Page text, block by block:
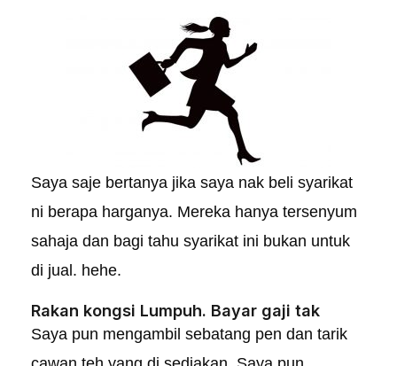
Saya saje bertanya jika saya nak beli syarikat
ni berapa harganya. Mereka hanya tersenyum
sahaja dan bagi tahu syarikat ini bukan untuk
di jual. hehe.
Rakan kongsi Lumpuh. Bayar gaji tak
Saya pun mengambil sebatang pen dan tarik